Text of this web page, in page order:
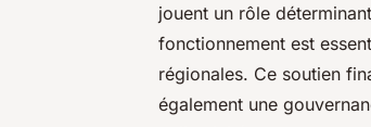
jouent un rôle
fonctionnement est
régionales. Ce soutien
également une